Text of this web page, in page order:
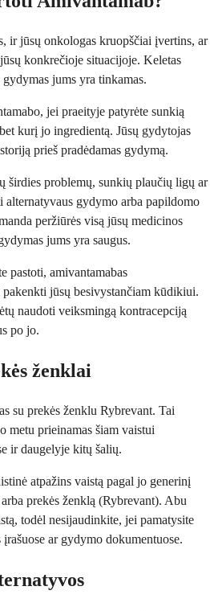
ir jūsų onkologas kruopščiai įvertins, ar
konkrečioje situacijoje. Keletas
jums yra tinkamas.
jei praeityje patyrėte sunkią
kurį jo ingredientą. Jūsų gydytojas
prieš pradėdamas gydymą.
širdies problemų, sunkių plaučių ligų ar
gydymo arba papildomo
peržiūrės visą jūsų medicinos
jums yra saugus.
pastoti, amivantamabas
pakenkti jūsų besivystančiam kūdikiui.
naudoti veiksmingą kontracepciją
po jo.
ženklai
su prekės ženklu Rybrevant. Tai
metu prieinamas šiam vaistui
ir daugelyje kitų šalių.
atpažins vaistą pagal jo generinį
prekės ženklą (Rybrevant). Abu
todėl nesijaudinkite, jei pamatysite
ar gydymo dokumentuose.